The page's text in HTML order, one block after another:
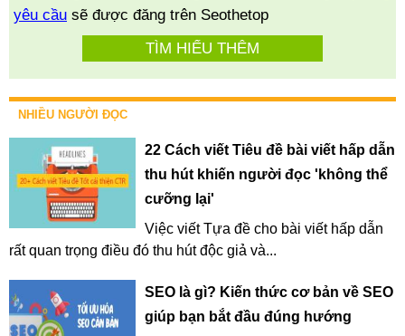
yêu cầu sẽ được đăng trên Seothetop
TÌM HIỂU THÊM
NHIỀU NGƯỜI ĐỌC
22 Cách viết Tiêu đề bài viết hấp dẫn
thu hút khiến người đọc 'không thể
cưỡng lại'
Việc viết Tựa đề cho bài viết hấp dẫn
rất quan trọng điều đó thu hút độc giả và...
SEO là gì? Kiến thức cơ bản về SEO
giúp bạn bắt đầu đúng hướng